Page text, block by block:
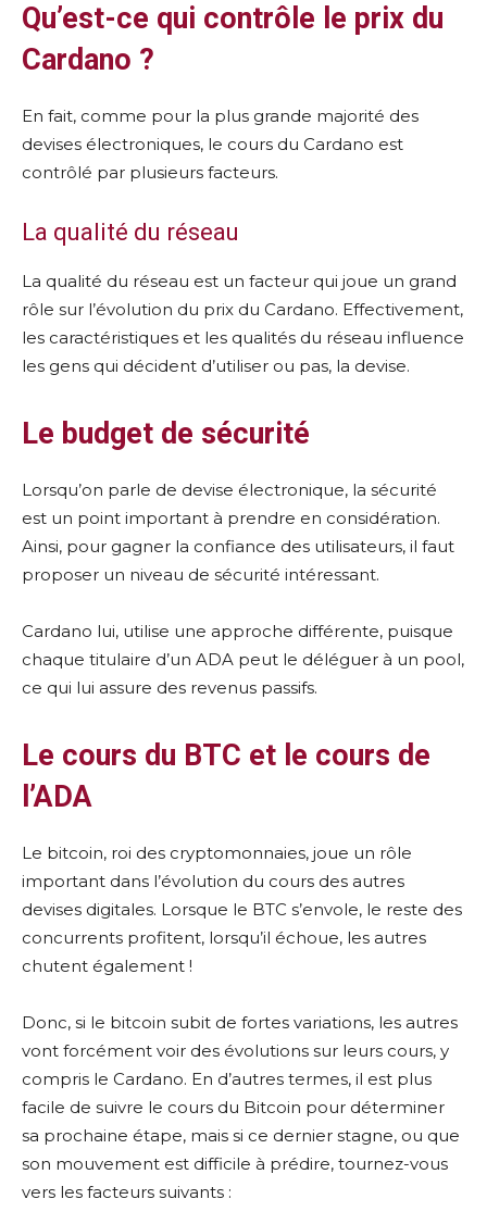
Qu’est-ce qui contrôle le prix du
Cardano ?
En fait, comme pour la plus grande majorité des
devises électroniques, le cours du Cardano est
contrôlé par plusieurs facteurs.
La qualité du réseau
La qualité du réseau est un facteur qui joue un grand
rôle sur l’évolution du prix du Cardano. Effectivement,
les caractéristiques et les qualités du réseau influence
les gens qui décident d’utiliser ou pas, la devise.
Le budget de sécurité
Lorsqu’on parle de devise électronique, la sécurité
est un point important à prendre en considération.
Ainsi, pour gagner la confiance des utilisateurs, il faut
proposer un niveau de sécurité intéressant.
Cardano lui, utilise une approche différente, puisque
chaque titulaire d’un ADA peut le déléguer à un pool,
ce qui lui assure des revenus passifs.
Le cours du BTC et le cours de
l’ADA
Le bitcoin, roi des cryptomonnaies, joue un rôle
important dans l’évolution du cours des autres
devises digitales. Lorsque le BTC s’envole, le reste des
concurrents profitent, lorsqu’il échoue, les autres
chutent également !
Donc, si le bitcoin subit de fortes variations, les autres
vont forcément voir des évolutions sur leurs cours, y
compris le Cardano. En d’autres termes, il est plus
facile de suivre le cours du Bitcoin pour déterminer
sa prochaine étape, mais si ce dernier stagne, ou que
son mouvement est difficile à prédire, tournez-vous
vers les facteurs suivants :